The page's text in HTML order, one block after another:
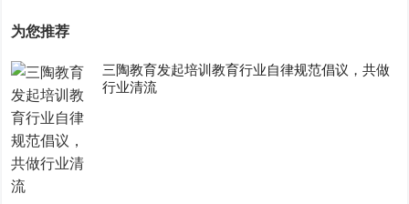
为您推荐
三陶教育发起培训教育行业自律规范倡议，共做
行业清流